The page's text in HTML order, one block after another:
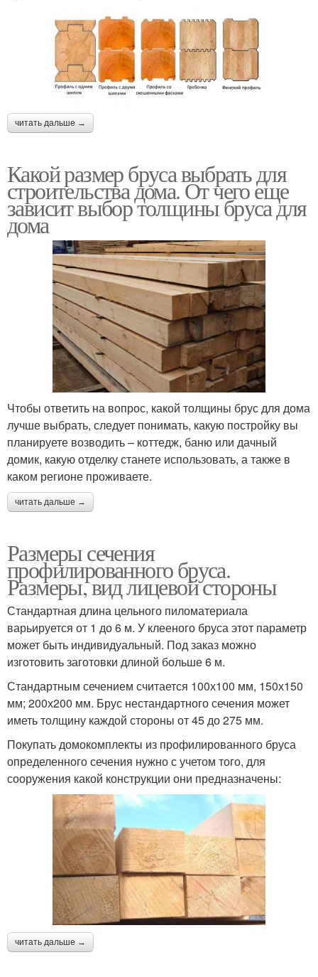
читать дальше →
Какой размер бруса выбрать для
строительства дома. От чего еще
зависит выбор толщины бруса для
дома
Чтобы ответить на вопрос, какой толщины брус для дома
лучше выбрать, следует понимать, какую постройку вы
планируете возводить – коттедж, баню или дачный
домик, какую отделку станете использовать, а также в
каком регионе проживаете.
читать дальше →
Размеры сечения
профилированного бруса.
Размеры, вид лицевой стороны
Стандартная длина цельного пиломатериала
варьируется от 1 до 6 м. У клееного бруса этот параметр
может быть индивидуальный. Под заказ можно
изготовить заготовки длиной больше 6 м.
Стандартным сечением считается 100х100 мм, 150х150
мм; 200х200 мм. Брус нестандартного сечения может
иметь толщину каждой стороны от 45 до 275 мм.
Покупать домокомплекты из профилированного бруса
определенного сечения нужно с учетом того, для
сооружения какой конструкции они предназначены:
читать дальше →